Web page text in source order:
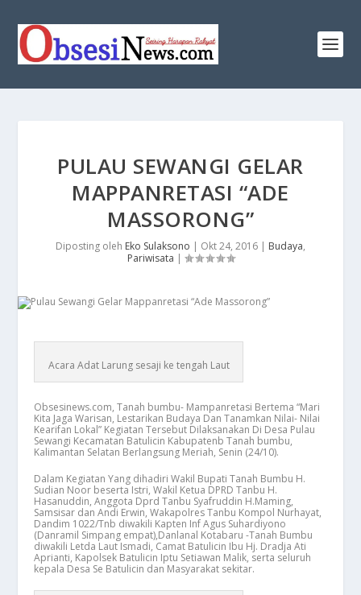
PULAU SEWANGI GELAR
MAPPANRETASI “ADE
MASSORONG”
Diposting oleh Eko Sulaksono | Okt 24, 2016 | Budaya,
Pariwisata |
Acara Adat Larung sesaji ke tengah Laut
Obsesinews.com, Tanah bumbu- Mampanretasi Bertema “Mari
Kita Jaga Warisan, Lestarikan Budaya Dan Tanamkan Nilai- Nilai
Kearifan Lokal” Kegiatan Tersebut Dilaksanakan Di Desa Pulau
Sewangi Kecamatan Batulicin Kabupatenb Tanah bumbu,
Kalimantan Selatan Berlangsung Meriah, Senin (24/10).
Dalam Kegiatan Yang dihadiri Wakil Bupati Tanah Bumbu H.
Sudian Noor beserta Istri, Wakil Ketua DPRD Tanbu H.
Hasanuddin, Anggota Dprd Tanbu Syafruddin H.Maming,
Samsisar dan Andi Erwin, Wakapolres Tanbu Kompol Nurhayat,
Dandim 1022/Tnb diwakili Kapten Inf Agus Suhardiyono
(Danramil Simpang empat),Danlanal Kotabaru -Tanah Bumbu
diwakili Letda Laut Ismadi, Camat Batulicin Ibu Hj. Dradja Ati
Aprianti, Kapolsek Batulicin Iptu Setiawan Malik, serta seluruh
kepala Desa Se Batulicin dan Masyarakat sekitar.